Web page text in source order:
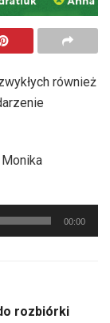
również
00:00
rozbiórki